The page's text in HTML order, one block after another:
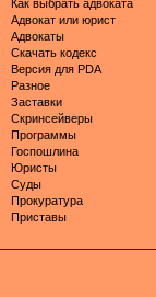
Как выбрать адвоката
Адвокат или юрист
Адвокаты
Скачать кодекс
Версия для PDA
Разное
Заставки
Скринсейверы
Программы
Госпошлина
Юристы
Суды
Прокуратура
Приставы